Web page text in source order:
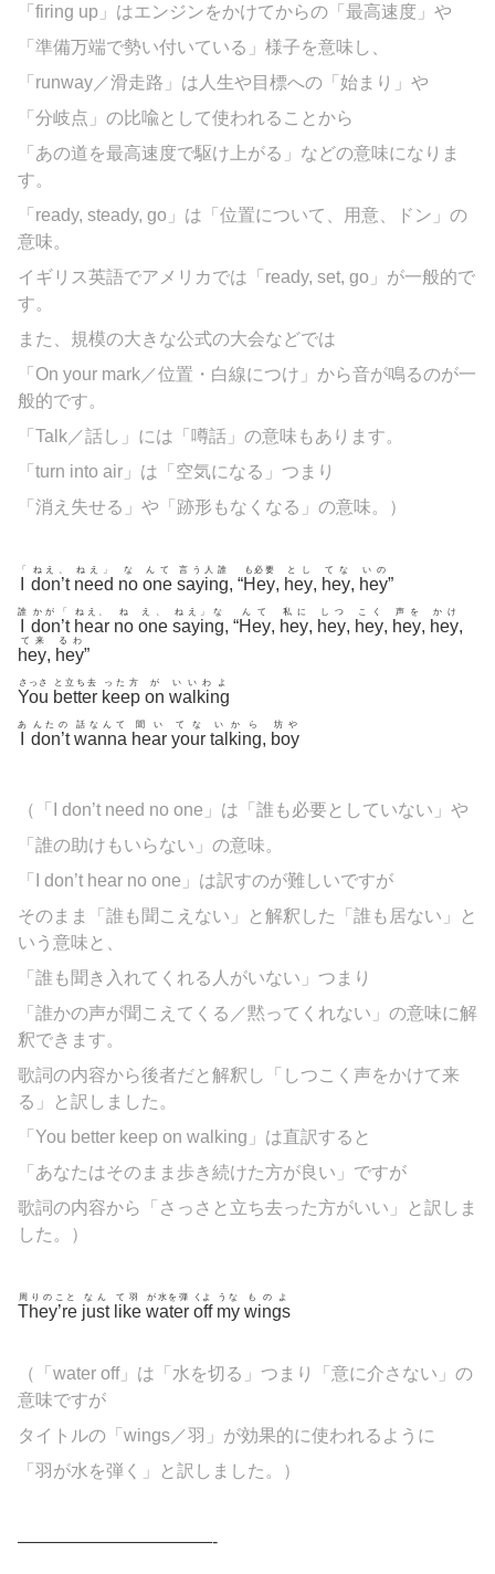
「firing up」はエンジンをかけてからの「最高速度」や
「準備万端で勢い付いている」様子を意味し、
「runway／滑走路」は人生や目標への「始まり」や
「分岐点」の比喩として使われることから
「あの道を最高速度で駆け上がる」などの意味になりま
す。
「ready, steady, go」は「位置について、用意、ドン」の
意味。
イギリス英語でアメリカでは「ready, set, go」が一般的で
す。
また、規模の大きな公式の大会などでは
「On your mark／位置・白線につけ」から音が鳴るのが一
般的です。
「Talk／話し」には「噂話」の意味もあります。
「turn into air」は「空気になる」つまり
「消え失せる」や「跡形もなくなる」の意味。）
「
don’t
ねえ、
need
ねえ」
no
な
one
んて
saying
言う人誰
, “Hey
も必要
, hey
とし
, hey
てな
, hey
いの
”
誰
don’t
かが「
hear
ねえ、
no
ね
one
え、
saying
ねえ」な
, “Hey
んて
, hey
私に
, hey
しつ
, hey
こく
, hey
声を
, hey
かけ
,
hey
て来
, hey
るわ
”
You
さっさ
better
と立ち去
keep
った方
on
が
walking
いいわよ
あ
don’t
んたの
wanna
話なんて
hear
聞い
your
てな
talking
いから
, boy
坊や
（「I don’t need no one」は「誰も必要としていない」や
「誰の助けもいらない」の意味。
「I don’t hear no one」は訳すのが難しいですが
そのまま「誰も聞こえない」と解釈した「誰も居ない」と
いう意味と、
「誰も聞き入れてくれる人がいない」つまり
「誰かの声が聞こえてくる／黙ってくれない」の意味に解
釈できます。
歌詞の内容から後者だと解釈し「しつこく声をかけて来
る」と訳しました。
「You better keep on walking」は直訳すると
「あなたはそのまま歩き続けた方が良い」ですが
歌詞の内容から「さっさと立ち去った方がいい」と訳しま
した。）
They’re
周りのこと
just
なん
like
て羽
water
が水を弾
off
くよ
my
うな
wings
ものよ
（「water off」は「水を切る」つまり「意に介さない」の
意味ですが
タイトルの「wings／羽」が効果的に使われるように
「羽が水を弾く」と訳しました。）
———————————-